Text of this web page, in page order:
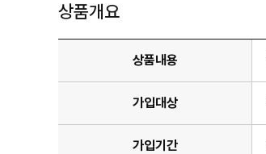
상품개요
상품내용
가입대상
가입기간